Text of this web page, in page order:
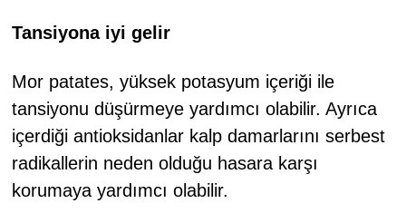
Tansiyona iyi gelir
Mor patates, yüksek potasyum içeriği ile
tansiyonu düşürmeye yardımcı olabilir. Ayrıca
içerdiği antioksidanlar kalp damarlarını serbest
radikallerin neden olduğu hasara karşı
korumaya yardımcı olabilir.